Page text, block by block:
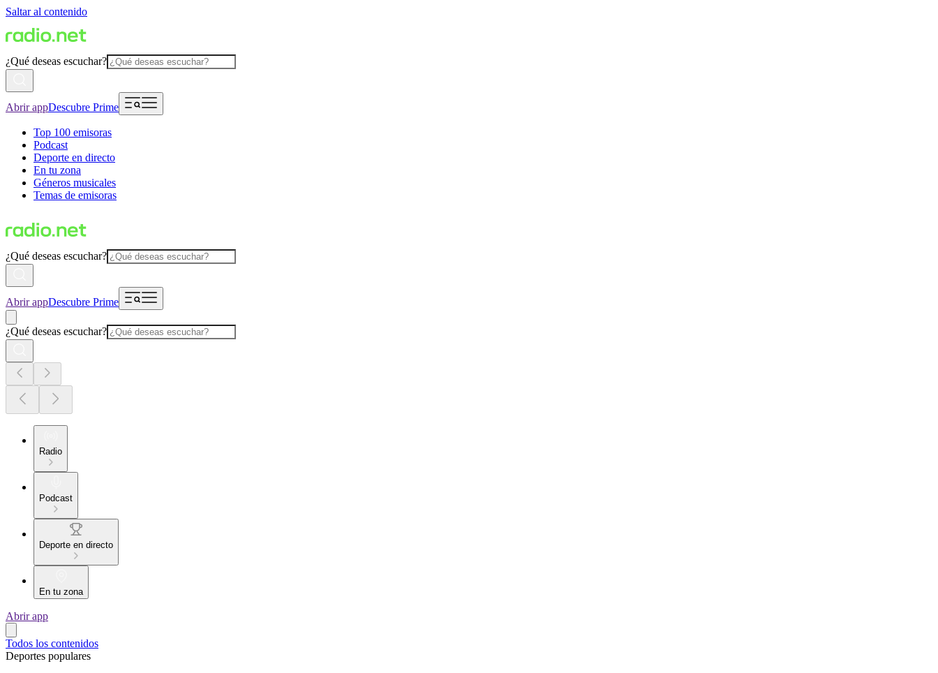
Saltar al contenido
¿Qué deseas escuchar?
Abrir appDescubre Prime
Top 100 emisoras
Podcast
Deporte en directo
En tu zona
Géneros musicales
Temas de emisoras
¿Qué deseas escuchar?
Abrir appDescubre Prime
¿Qué deseas escuchar?
Radio
Podcast
Deporte en directo
En tu zona
Abrir app
Todos los contenidos
Deportes populares